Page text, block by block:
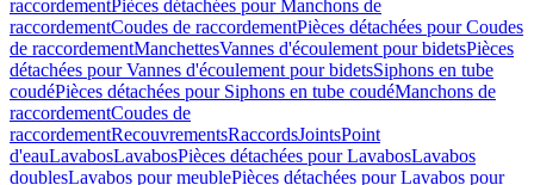
raccordementPièces détachées pour Manchons de
raccordementCoudes de raccordementPièces détachées pour Coudes
de raccordementManchettesVannes d'écoulement pour bidetsPièces
détachées pour Vannes d'écoulement pour bidetsSiphons en tube
coudéPièces détachées pour Siphons en tube coudéManchons de
raccordementCoudes de
raccordementRecouvrementsRaccordsJointsPoint
d'eauLavabosLavabosPièces détachées pour LavabosLavabos
doublesLavabos pour meublePièces détachées pour Lavabos pour